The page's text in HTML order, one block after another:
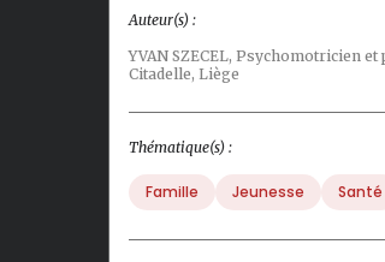
Auteur(s) :
YVAN SZECEL, Psychomotricien et
Citadelle, Liège
Thématique(s) :
Famille Jeunesse Santé